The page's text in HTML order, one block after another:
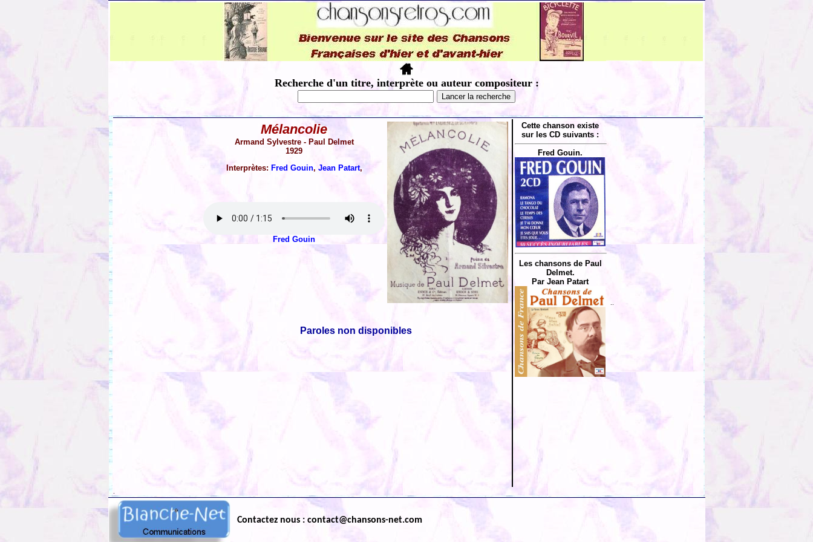
Recherche d'un titre, interprète ou auteur compositeur :
Mélancolie
Armand Sylvestre - Paul Delmet
1929
Interprètes: Fred Gouin, Jean Patart,
Fred Gouin
Paroles non disponibles
Cette chanson existe
sur les CD suivants :
Fred Gouin.
Les chansons de Paul
Delmet.
Par Jean Patart
Contactez nous : contact@chansons-net.com